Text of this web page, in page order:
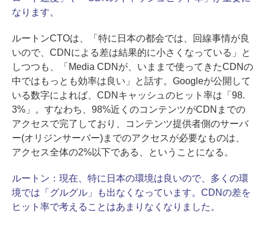
なります。
ルートンCTOは、「特に日本の都会では、回線事情が良
いので、CDNによる差は結果的に小さくなっている」と
しつつも、「Media CDNが、いままで使ってきたCDNの
中ではもっとも効率は良い」と話す。Googleが公開して
いる数字によれば、CDNキャッシュのヒット率は「98.
3%」。すなわち、98%近くのコンテンツがCDNまでの
アクセスで完了しており、コンテンツ提供者側のサーバ
ー(オリジンサーバー)までのアクセスが必要なものは、
アクセス全体の2%以下である、ということになる。
ルートン： 現在、特に日本の環境は良いので、多くの環
境では「グルグル」も出なくなっています。CDNの差を
ヒット率で考えることはあまりなくなりました。